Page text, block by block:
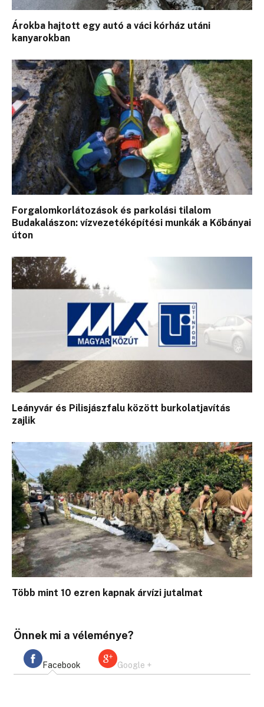
Árokba hajtott egy autó a váci kórház utáni
kanyarokban
Forgalomkorlátozások és parkolási tilalom
Budakalászon: vízvezetéképítési munkák a Kőbányai
úton
Leányvár és Pilisjászfalu között burkolatjavítás
zajlik
Több mint 10 ezren kapnak árvízi jutalmat
Önnek mi a véleménye?
Facebook Google +